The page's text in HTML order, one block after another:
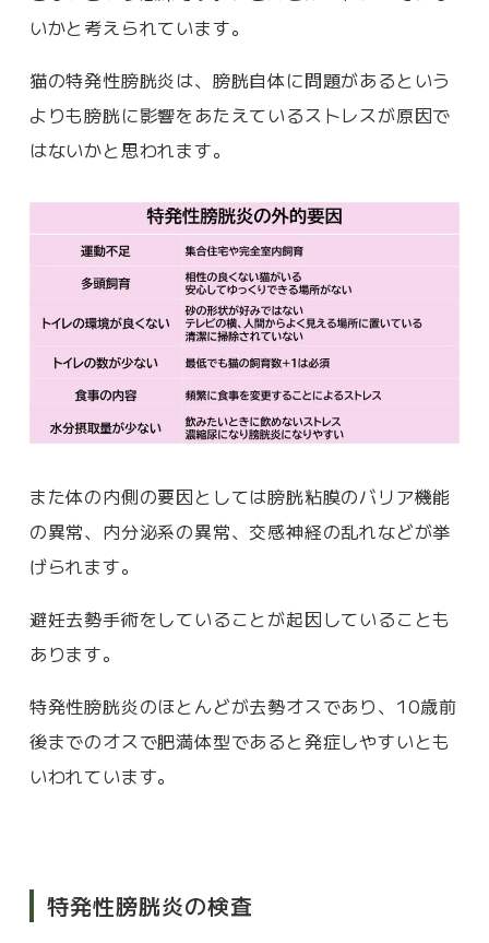
いかと考えられています。
猫の特発性膀胱炎は、膀胱自体に問題があるという
よりも膀胱に影響をあたえているストレスが原因で
はないかと思われます。
また体の内側の要因としては膀胱粘膜のバリア機能
の異常、内分泌系の異常、交感神経の乱れなどが挙
げられます。
避妊去勢手術をしていることが起因していることも
あります。
特発性膀胱炎のほとんどが去勢オスであり、10歳前
後までのオスで肥満体型であると発症しやすいとも
いわれています。
特発性膀胱炎の検査